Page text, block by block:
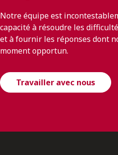
Notre équipe est
capacité à résoudre les
et à fournir les réponses dont
moment opportun.
Travailler avec nous